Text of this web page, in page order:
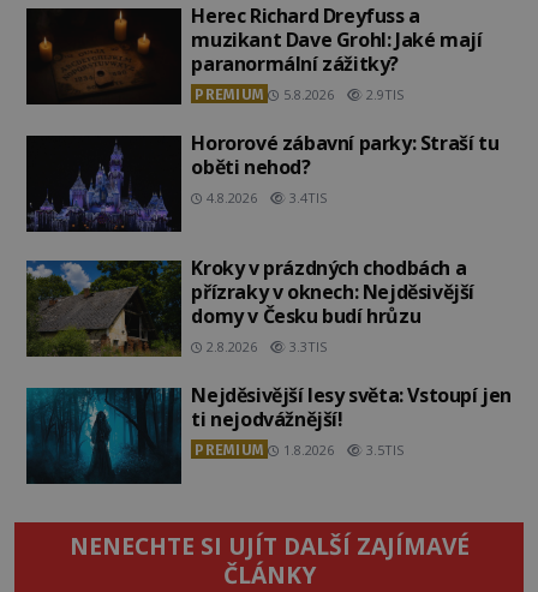
Herec Richard Dreyfuss a
muzikant Dave Grohl: Jaké mají
paranormální zážitky?
PREMIUM 5.8.2026 2.9TIS
Hororové zábavní parky: Straší tu
oběti nehod?
4.8.2026 3.4TIS
Kroky v prázdných chodbách a
přízraky v oknech: Nejděsivější
domy v Česku budí hrůzu
2.8.2026 3.3TIS
Nejděsivější lesy světa: Vstoupí jen
ti nejodvážnější!
PREMIUM 1.8.2026 3.5TIS
NENECHTE SI UJÍT DALŠÍ ZAJÍMAVÉ
ČLÁNKY